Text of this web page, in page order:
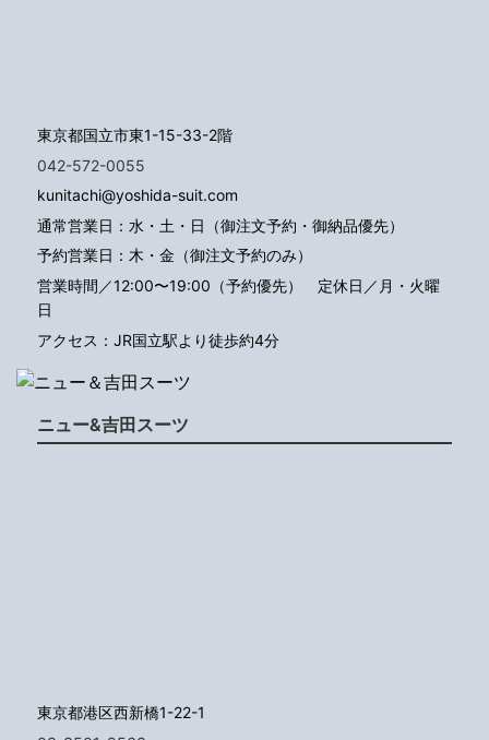
東京都国立市東1-15-33-2階
042-572-0055
kunitachi@yoshida-suit.com
通常営業日：水・土・日（御注文予約・御納品優先）
予約営業日：木・金（御注文予約のみ）
営業時間／12:00〜19:00（予約優先） 定休日／月・火曜
日
アクセス：JR国立駅より徒歩約4分
ニュー&吉田スーツ
東京都港区西新橋1-22-1